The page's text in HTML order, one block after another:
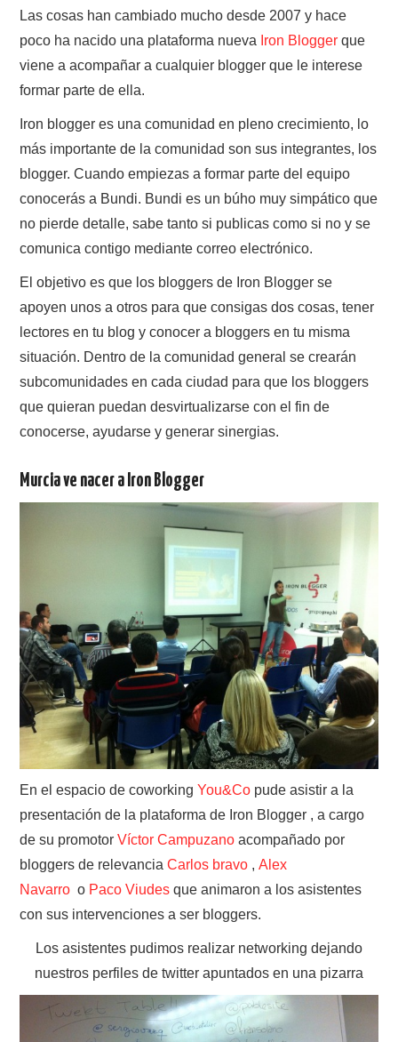
Las cosas han cambiado mucho desde 2007 y hace
poco ha nacido una plataforma nueva Iron Bloggerque
viene a acompañar a cualquier blogger que le interese
formar parte de ella.
Iron blogger es una comunidad en pleno crecimiento, lo
más importante de la comunidad son sus integrantes, los
blogger. Cuando empiezas a formar parte del equipo
conocerás a Bundi. Bundi es un búho muy simpático que
no pierde detalle, sabe tanto si publicas como si no y se
comunica contigo mediante correo electrónico.
El objetivo es que los bloggers de Iron Blogger se
apoyen unos a otros para que consigas dos cosas, tener
lectores en tu blog y conocer a bloggers en tu misma
situación. Dentro de la comunidad general se crearán
subcomunidades en cada ciudad para que los bloggers
que quieran puedan desvirtualizarse con el fin de
conocerse, ayudarse y generar sinergias.
Murcia ve nacer a Iron Blogger
En el espacio de coworkingYou&Co pude asistir a la
presentación de la plataforma de Iron Blogger , a cargo
de su promotorVíctor Campuzano acompañado por
bloggers de relevanciaCarlos bravo ,Alex
Navarro o Paco Viudes que animaron a los asistentes
con sus intervenciones a ser bloggers.
Los asistentes pudimos realizar networking dejando
nuestros perfiles de twitter apuntados en una pizarra